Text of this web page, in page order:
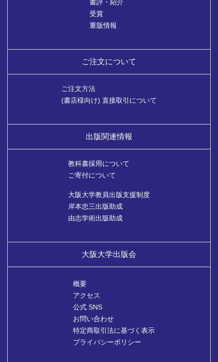
書評・紹介
受賞
重版情報
ご注文について
ご注文方法
(書店様向け) 直接取引について
出版関連情報
教科書採用について
ご寄付について
大阪大学教員出版支援制度
岸本忠三出版助成
由志学術出版助成
大阪大学出版会
概要
アクセス
公式 SNS
お問い合わせ
特定商取引法に基づく表示
プライバシーポリシー